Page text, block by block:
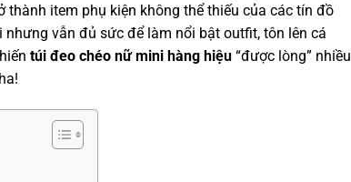
thành item phụ kiện không thể thiếu của các tín đồ
vẫn đủ sức để làm nổi bật outfit, tôn lên cá
túi đeo chéo nữ mini hàng hiệu “được lòng” nhiều